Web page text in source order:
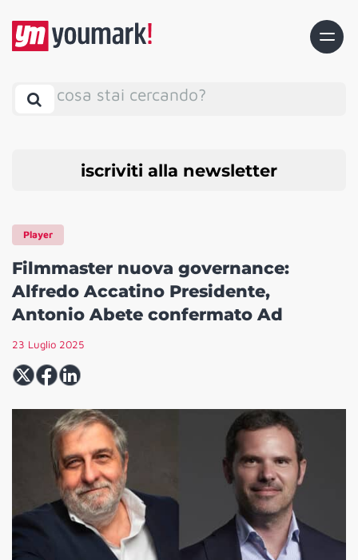
cosa stai cercando?
iscriviti alla newsletter
Player
Filmmaster nuova governance:
Alfredo Accatino Presidente,
Antonio Abete confermato Ad
23 Luglio 2025